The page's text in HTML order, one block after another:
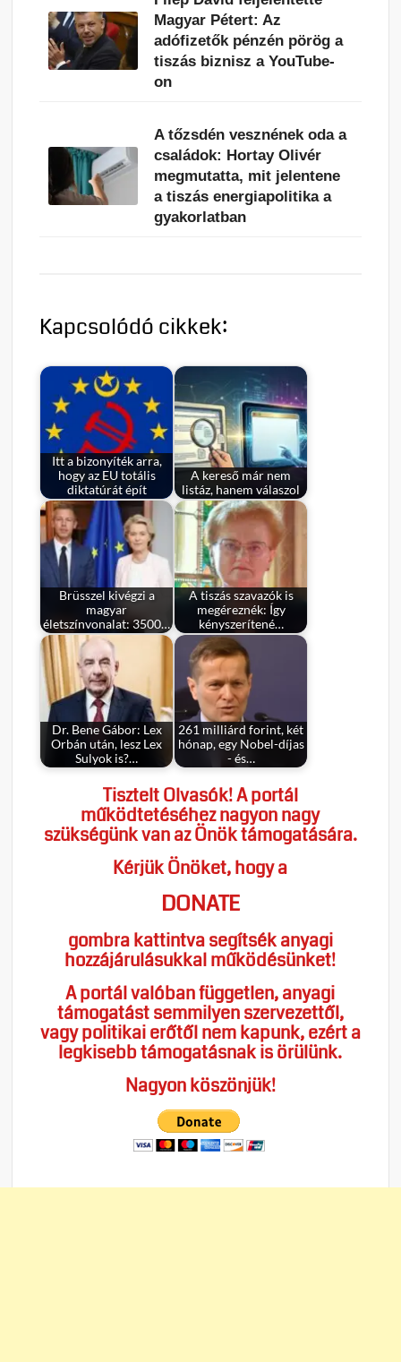
Magyar Pétert: Az
adófizetők pénzén pörög a
tiszás biznisz a YouTube-
on
A tőzsdén vesznének oda a
családok: Hortay Olivér
megmutatta, mit jelentene
a tiszás energiapolitika a
gyakorlatban
Kapcsolódó cikkek:
Itt a bizonyíték arra,
hogy az EU totális
diktatúrát épít
A kereső már nem
listáz, hanem válaszol
Brüsszel kivégzi a
magyar
életszínvonalat: 3500…
A tiszás szavazók is
megéreznék: Így
kényszerítené…
Dr. Bene Gábor: Lex
Orbán után, lesz Lex
Sulyok is?…
261 milliárd forint, két
hónap, egy Nobel-díjas
- és…
Tisztelt Olvasók! A portál
működtetéséhez nagyon nagy
szükségünk van az Önök támogatására.
Kérjük Önöket, hogy a
DONATE
gombra kattintva segítsék anyagi
hozzájárulásukkal működésünket!
A portál valóban független, anyagi
támogatást semmilyen szervezettől,
vagy politikai erőtől nem kapunk, ezért a
legkisebb támogatásnak is örülünk.
Nagyon köszönjük!